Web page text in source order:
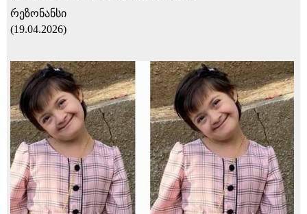
რეზონანსი
(19.04.2026)